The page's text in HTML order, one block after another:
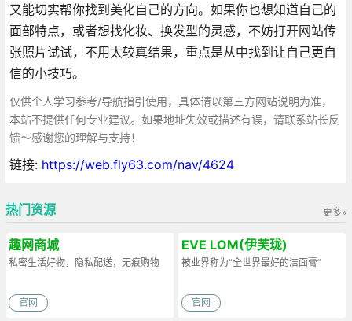
又能切实帮你找到美化自己的方向。如果你也想知道自己的
面部特点，或者想找化妆、换发型的灵感，不妨打开网站传
张照片试试，不用太较真结果，重点是从中找到让自己更自
信的小技巧。
仅供个人学习参考/导航指引使用，具体请以第三方网站说明为准，
本站不提供任何专业建议。如果地址失效或描述有误，请联系站长反
馈～感谢您的理解与支持！
链接: https://web.fly63.com/nav/4624
更多»
热门资源
趣网商城
私密生活好物，隐私配送，无痕购物
官网
EVE LOM(伊芙珑)
被业界称为“全世界最好的洁面膏”
官网